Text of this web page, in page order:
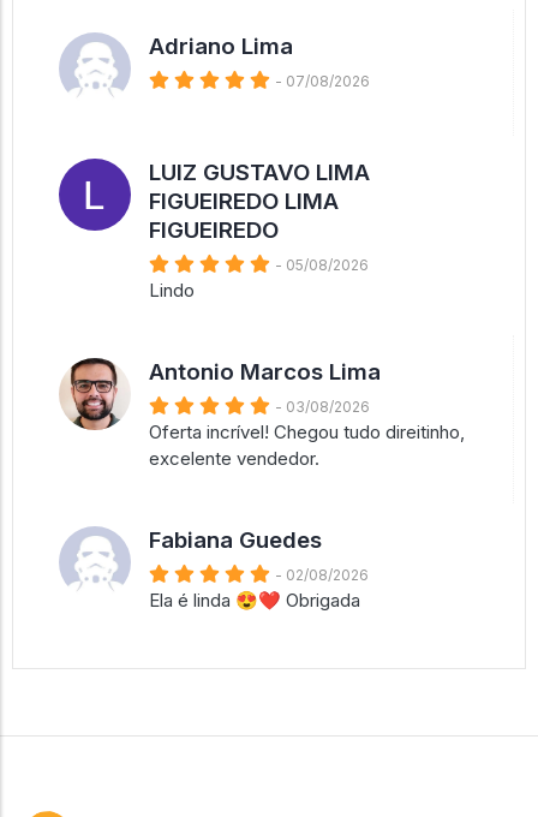
Adriano Lima
- 07/08/2026
LUIZ GUSTAVO LIMA
FIGUEIREDO LIMA
FIGUEIREDO
- 05/08/2026
Lindo
Antonio Marcos Lima
- 03/08/2026
Oferta incrível! Chegou tudo direitinho,
excelente vendedor.
Fabiana Guedes
- 02/08/2026
Ela é linda 😍❤️ Obrigada